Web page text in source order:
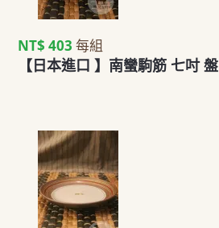
NT$ 403 每組
【日本進口 】南蠻駒筋 七吋 盤